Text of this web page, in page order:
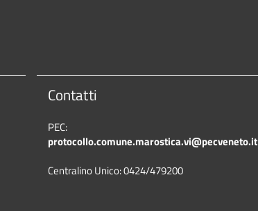
Contatti
PEC:
protocollo.comune.marostica.vi@pecveneto.it
Centralino Unico: 0424/479200